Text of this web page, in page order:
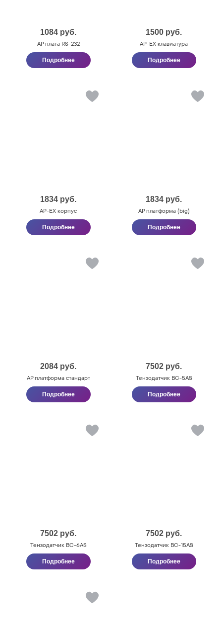
1084 руб.
AP плата RS-232
Подробнее
1500 руб.
AP-ЕХ клавиатура
Подробнее
1834 руб.
AP-EX корпус
Подробнее
1834 руб.
AP платформа (big)
Подробнее
2084 руб.
AP платформа стандарт
Подробнее
7502 руб.
Тензодатчик BC-5AS
Подробнее
7502 руб.
Тензодатчик BC-6AS
Подробнее
7502 руб.
Тензодатчик BC-15AS
Подробнее